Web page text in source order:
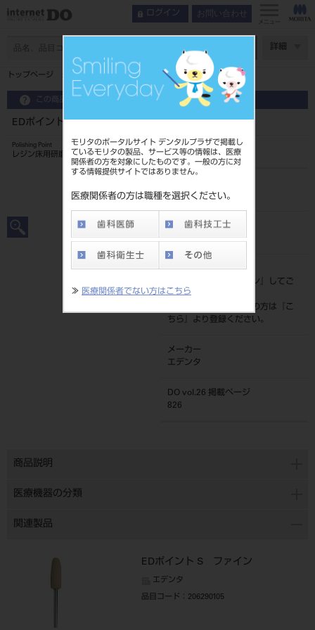
モリタのポータルサイト デンタルプラザで掲載し
ているモリタの製品、サービス等の情報は、医療
関係者の方を対象にしたものです。一般の方に対
する情報提供サイトではありません。
医療関係者の方は職種を選択ください。
≫ 医療関係者でない方はこちら
ログイン お問い合わせ
メニュー
詳細
トップページ EDポイント S ミディアム
この商品に関するお問い合わせ
EDポイント S ミディアム
Polishing Point
レジン床用研磨材
206290103
JAN/EANコード
標準価格
ログイン
』してご
覧ください。
ネット会員登録がまだの方は『
こ
ちら
』より登録ください。
メーカー
エデンタ
DO vol.26 掲載ページ
826
商品説明
医療機器の分類
関連製品
EDポイント S ファイン
エデンタ
品目コード ：206290105